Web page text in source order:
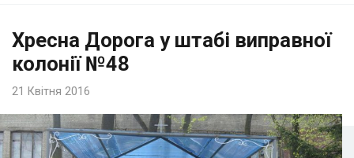
Хресна Дорога у штабі виправної
колонії №48
21 Квітня 2016